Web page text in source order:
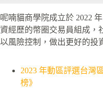
呢喃貓商學院成立於 2022
資經歷的幣圈交易員組成，
以風險控制，做出更好的投
2023 年動區評選台灣
榜》